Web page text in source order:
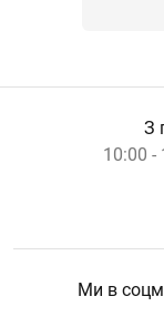
З
10:00 -
Ми в